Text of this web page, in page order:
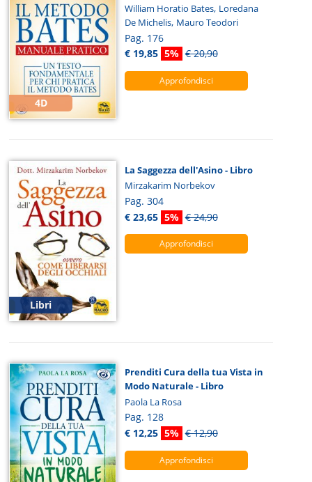
4D
William Horatio Bates, Loredana
De Michelis, Mauro Teodori
Pag. 176
€ 19,85 5% € 20,90
Approfondisci
Libri
La Saggezza dell'Asino - Libro
Mirzakarim Norbekov
Pag. 304
€ 23,65 5% € 24,90
Approfondisci
Prenditi Cura della tua Vista in
Modo Naturale - Libro
Paola La Rosa
Pag. 128
€ 12,25 5% € 12,90
Approfondisci